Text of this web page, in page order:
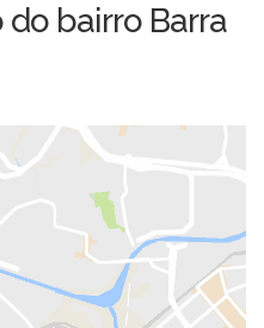
bairro Barra